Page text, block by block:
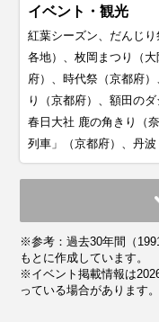
イベント・観光
紅葉シーズン、だんじ
各地）、枚岡まつり（
府）、時代祭（京都府
り（京都府）、額田の
春日大社 鹿の角きり（
列車」（京都府）、丹波
平均気温・降水量
13.8℃
気候・服装
平均気温・降水量
8.7℃
気候・服装
平均気温・降水量
6.2℃
気候・服装
平均気温・降水量
6.6℃
気候・服装
平均気温・降水量
9.9℃
気候・服装
平均気温・降水量
15.2℃
気候・服装
平均気温・降水量
20.1℃
気候・服装
平均気温・降水量
23.6℃
気候・服装
平均気温・降水量
27.7℃
気候・服装
※参考：過去30年間（
もとに作成しています。
※イベント掲載情報は
っている場合があります。